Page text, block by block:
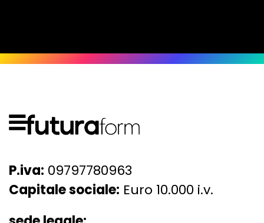
P.iva: 09797780963
Capitale sociale: Euro 10.000 i.v.